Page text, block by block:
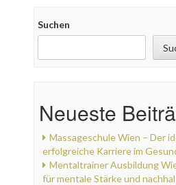
Suchen
Neueste
Massageschule Wien – Der
erfolgreiche Karriere im
Mentaltrainer Ausbildung
für mentale Stärke und